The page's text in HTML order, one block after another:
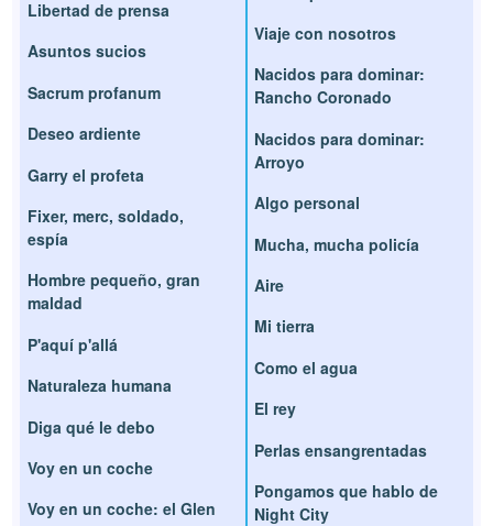
Libertad de prensa
Asuntos sucios
Sacrum profanum
Deseo ardiente
Garry el profeta
Fixer, merc, soldado,
espía
Hombre pequeño, gran
maldad
P'aquí p'allá
Naturaleza humana
Diga qué le debo
Voy en un coche
Voy en un coche: el Glen
Viaje con nosotros
Nacidos para dominar:
Rancho Coronado
Nacidos para dominar:
Arroyo
Algo personal
Mucha, mucha policía
Aire
Mi tierra
Como el agua
El rey
Perlas ensangrentadas
Pongamos que hablo de
Night City